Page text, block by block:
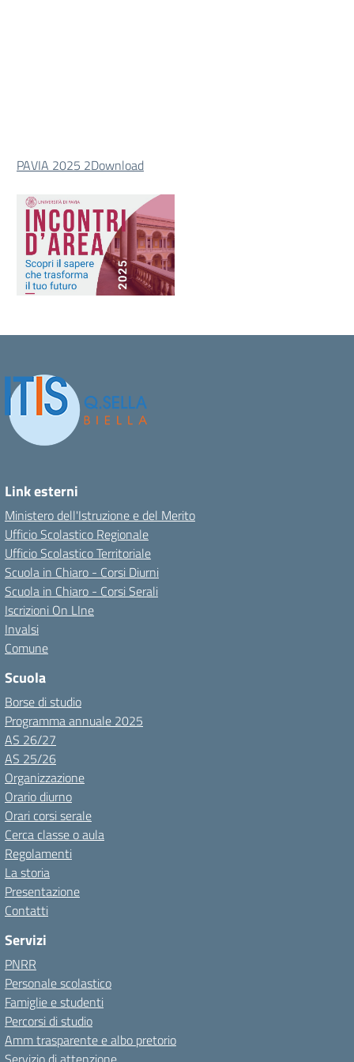
PAVIA 2025 2Download
Link esterni
Ministero dell'Istruzione e del Merito
Ufficio Scolastico Regionale
Ufficio Scolastico Territoriale
Scuola in Chiaro - Corsi Diurni
Scuola in Chiaro - Corsi Serali
Iscrizioni On LIne
Invalsi
Comune
Scuola
Borse di studio
Programma annuale 2025
AS 26/27
AS 25/26
Organizzazione
Orario diurno
Orari corsi serale
Cerca classe o aula
Regolamenti
La storia
Presentazione
Contatti
Servizi
PNRR
Personale scolastico
Famiglie e studenti
Percorsi di studio
Amm trasparente e albo pretorio